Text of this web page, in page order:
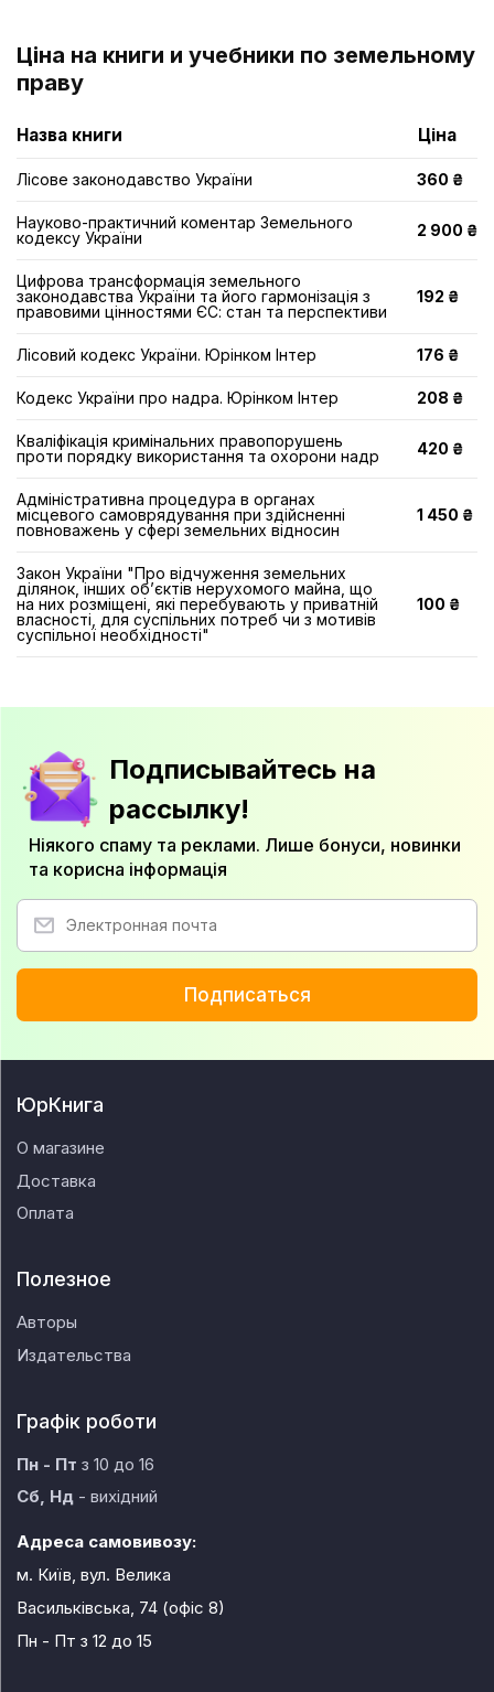
Ціна на книги и учебники по земельному
праву
Назва книги Ціна
Лісове законодавство України 360 ₴
Науково-практичний коментар Земельного
кодексу України
2 900 ₴
Цифрова трансформація земельного
законодавства України та його гармонізація з
правовими цінностями ЄС: стан та перспективи
192 ₴
Лісовий кодекс України. Юрінком Інтер 176 ₴
Кодекс України про надра. Юрінком Інтер 208 ₴
Кваліфікація кримінальних правопорушень
проти порядку використання та охорони надр
420 ₴
Адміністративна процедура в органах
місцевого самоврядування при здійсненні
повноважень у сфері земельних відносин
1 450 ₴
Закон України "Про відчуження земельних
ділянок, інших об’єктів нерухомого майна, що
на них розміщені, які перебувають у приватній
власності, для суспільних потреб чи з мотивів
суспільної необхідності"
100 ₴
Подписывайтесь на
рассылку!
Ніякого спаму та реклами. Лише бонуси, новинки
та корисна інформація
Подписаться
ЮрКнига
О магазине
Доставка
Оплата
Полезное
Авторы
Издательства
Графік роботи
Пн - Пт з 10 до 16
Сб, Нд - вихідний
Адреса самовивозу:
м. Київ, вул. Велика
Васильківська, 74 (офіс 8)
Пн - Пт з 12 до 15